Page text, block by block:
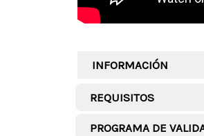
INFORMACIÓN
REQUISITOS
PROGRAMA DE